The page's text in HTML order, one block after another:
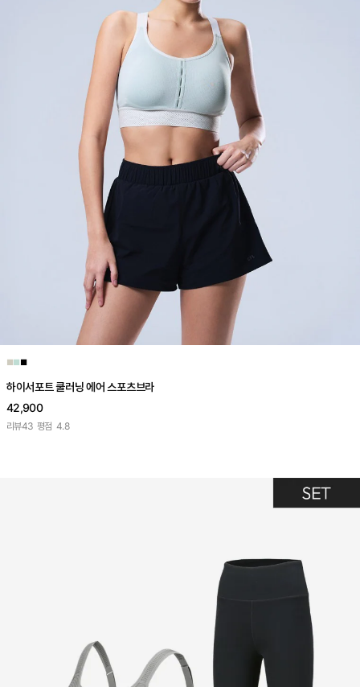
■■■
하이서포트 쿨러닝 에어 스포츠브라
42,900
리뷰43 평점 4.8